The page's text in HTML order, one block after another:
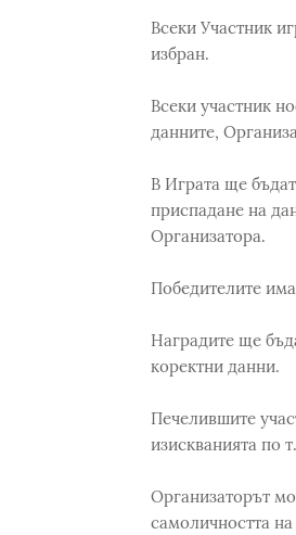
Всеки Участник
избран.
Всеки участник
данните,
В Играта ще
приспадане на
Организатора.
Победителите
Наградите ще
коректни данни.
Печелившите
изискванията по
Организаторът
самоличността